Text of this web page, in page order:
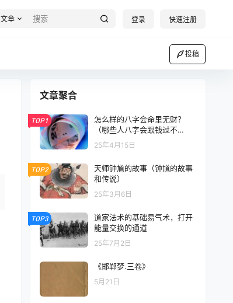
文章 登录 快速注册
投稿
文章聚合
TOP1
怎么样的八字会命里无财？
（哪些人八字会跟钱过不
去？）
25年4月15日
TOP2
天师钟馗的故事（钟馗的故事
和传说）
25年3月6日
TOP3
道家法术的基础易气术，打开
能量交换的通道
25年7月2日
《邯郸梦.三卷》
5月21日